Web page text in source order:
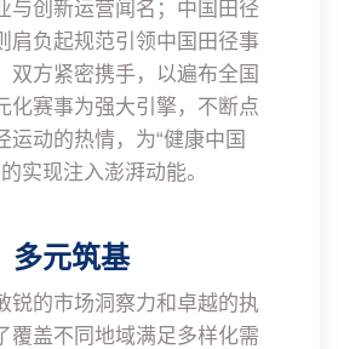
与创新运营闻名；中国田径
肩负起规范引领中国田径事
双方紧密携手，以遍布全国
化赛事为强大引擎，不断点
运动的热情，为“健康中国
实现注入澎湃动能。
多元筑基
锐的市场洞察力和卓越的执
覆盖不同地域满足多样化需